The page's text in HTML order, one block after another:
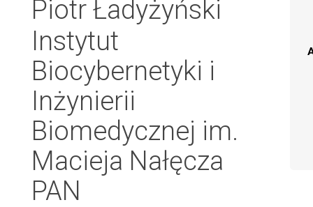
Piotr Ładyżyński
Instytut
Biocybernetyki i
Inżynierii
Biomedycznej im.
Macieja Nałęcza
PAN